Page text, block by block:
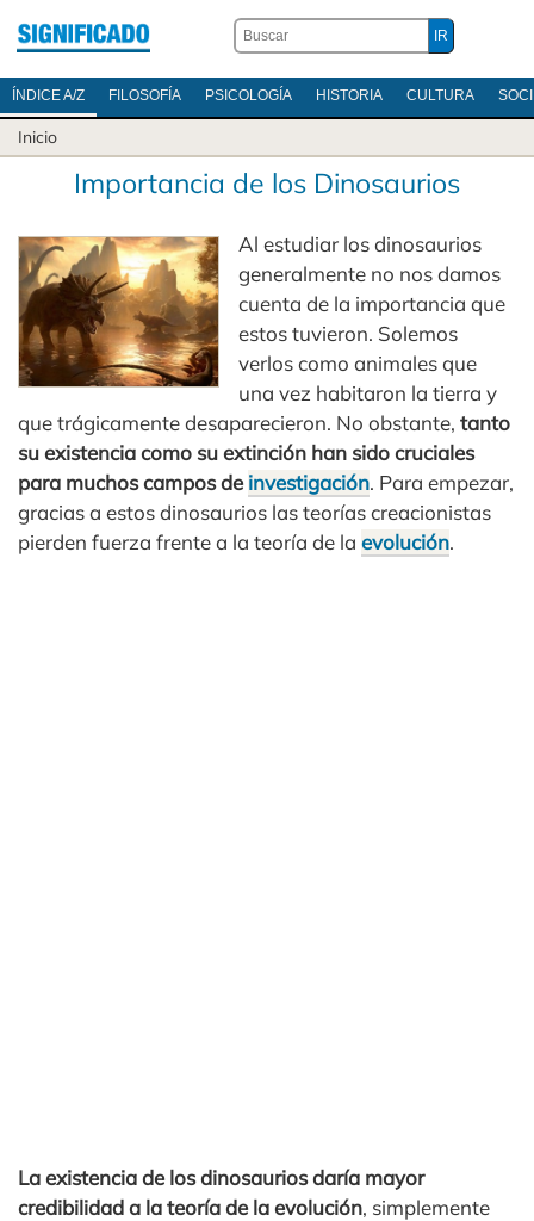
ÍNDICE A/Z FILOSOFÍA PSICOLOGÍA HISTORIA CULTURA
Inicio
Importancia de los Dinosaurios
Al estudiar los dinosaurios
generalmente no nos damos
cuenta de la importancia que
estos tuvieron. Solemos
verlos como animales que
una vez habitaron la tierra y
que trágicamente desaparecieron. No obstante, tanto
su existencia como su extinción han sido cruciales
para muchos campos deinvestigación. Para empezar,
gracias a estos dinosaurios las teorías creacionistas
pierden fuerza frente a la teoría de la evolución.
La existencia de los dinosaurios daría mayor
credibilidad a la teoría de la evolución, simplemente